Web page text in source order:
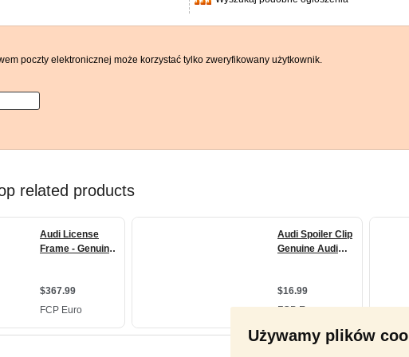
Używamy plików
poczty elektronicznej może korzystać tylko zweryfikowany użytkownik.